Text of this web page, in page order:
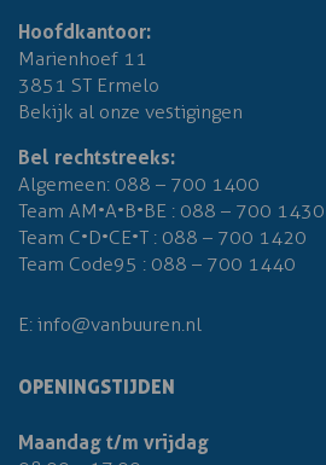
Hoofdkantoor:
Marienhoef 11
3851 ST Ermelo
Bekijk al onze vestigingen
Bel rechtstreeks:
Algemeen: 088 – 700 1400
Team AM•A•B•BE : 088 – 700 1430
Team C•D•CE•T : 088 – 700 1420
Team Code95 : 088 – 700 1440
E: info@vanbuuren.nl
OPENINGSTIJDEN
Maandag t/m vrijdag